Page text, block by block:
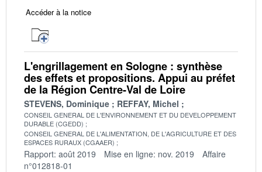
Accéder à la notice
L'engrillagement en Sologne : synthèse
des effets et propositions. Appui au préfet
de la Région Centre-Val de Loire
STEVENS, Dominique REFFAY, Michel
CONSEIL GENERAL DE L'ENVIRONNEMENT ET DU DEVELOPPEMENT
DURABLE (CGEDD)
CONSEIL GENERAL DE L'ALIMENTATION, DE L'AGRICULTURE ET DES
ESPACES RURAUX (CGAAER)
Rapport: août 2019 Mise en ligne: nov. 2019
Affaire
n°012818-01